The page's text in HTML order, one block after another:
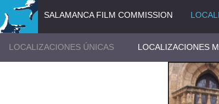
SALAMANCA FILM COMMISSION
LOCALIZACIONES ÚNICAS LOCALIZACIONES